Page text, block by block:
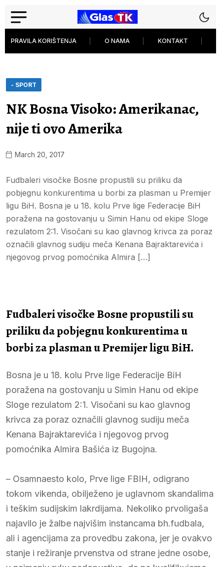
PRAVILA KORIŠTENJA O NAMA KONTAKT
- SPORT
NK Bosna Visoko: Amerikanac,
nije ti ovo Amerika
March 20, 2017
Fudbaleri visočke Bosne propustili su priliku da
pobjegnu konkurentima u borbi za plasman u Premijer
ligu BiH. Bosna je u 18. kolu Prve lige Federacije BiH
poražena na gostovanju u Simin Hanu od ekipe Sloge
rezulatom 2:1. Visočani su kao glavnog krivca za poraz
označili glavnog sudiju meča Kenana Bajraktarevića i
njegovog prvog pomoćnika Almira […]
Fudbaleri visočke Bosne propustili su
priliku da pobjegnu konkurentima u
borbi za plasman u Premijer ligu BiH.
Bosna je u 18. kolu Prve lige Federacije BiH
poražena na gostovanju u Simin Hanu od ekipe
Sloge rezulatom 2:1. Visočani su kao glavnog
krivca za poraz označili glavnog sudiju meča
Kenana Bajraktarevića i njegovog prvog
pomoćnika Almira Bašića iz Bugojna.
– Osamnaesto kolo, Prve lige FBIH, odigrano
tokom vikenda, obilježeno je uglavnom skandalima
i teškim sudijskim lakrdijama. Nekoliko prvoligaša
najavilo je žalbe najvišim instancama bh.fudbala,
ali i agencijama za provedbu zakona, jer je ovakvo
stanje i režiranje prvenstva od strane jedne osobe,